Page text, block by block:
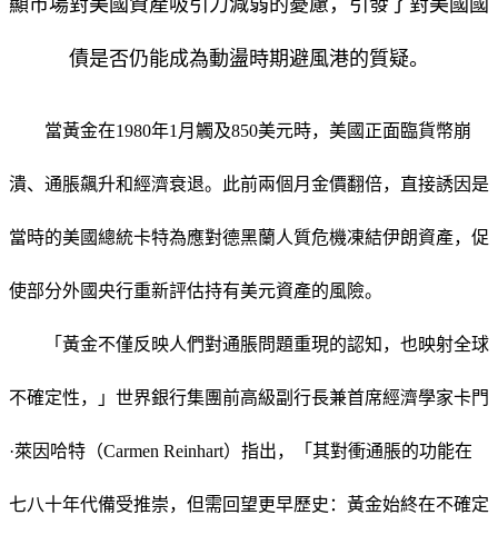
債是否仍能成為動盪時期避風港的質疑。
當黃金在1980年1月觸及850美元時，美國正面臨貨幣崩
潰、通脹飆升和經濟衰退。此前兩個月金價翻倍，直接誘因是
當時的美國總統卡特為應對德黑蘭人質危機凍結伊朗資產，促
使部分外國央行重新評估持有美元資產的風險。
「黃金不僅反映人們對通脹問題重現的認知，也映射全球
不確定性，」世界銀行集團前高級副行長兼首席經濟學家卡門
·萊因哈特（Carmen Reinhart）指出，「其對衝通脹的功能在
七八十年代備受推崇，但需回望更早歷史：黃金始終在不確定